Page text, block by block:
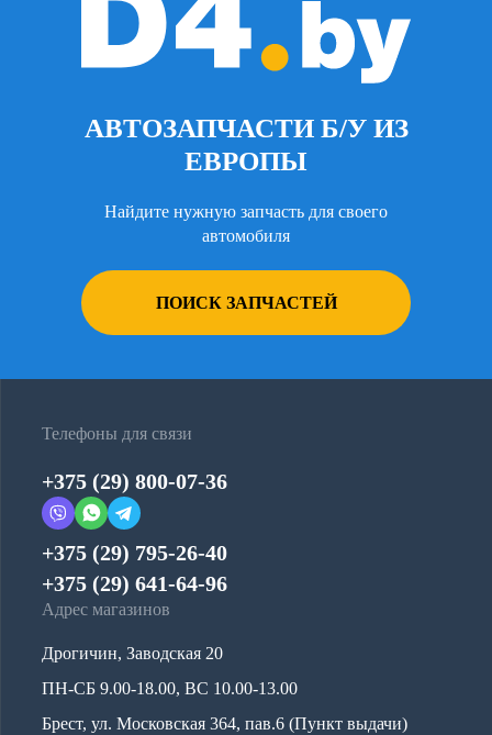
АВТОЗАПЧАСТИ Б/У ИЗ
ЕВРОПЫ
Найдите нужную запчасть для своего
автомобиля
ПОИСК ЗАПЧАСТЕЙ
Телефоны для связи
+375 (29) 800-07-36
+375 (29) 795-26-40
+375 (29) 641-64-96
Адрес магазинов
Дрогичин, Заводская 20
ПН-СБ 9.00-18.00, ВС 10.00-13.00
Брест, ул. Московская 364, пав.6 (Пункт выдачи)